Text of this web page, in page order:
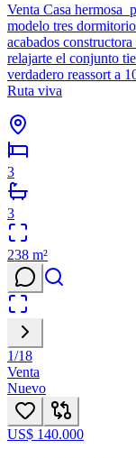
Venta Casa hermosa
modelo tres
acabados
relajarte el conjunto
verdadero reassort a
Ruta viva
3
3
238 m²
1/18
Venta
Nuevo
US$ 140.000